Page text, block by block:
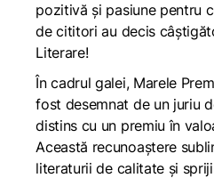
pozitivă și pasiune pentru
de cititori au decis
Literare!
În cadrul galei, Marele
fost desemnat de un juriu
distins cu un premiu în
Această recunoaștere
literaturii de calitate și